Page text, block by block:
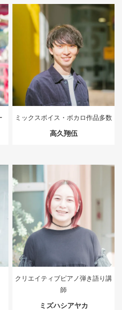
ミックスボイス・ボカロ作品多数
高久翔伍
クリエイティブピアノ弾き語り講
師
ミズハシアヤカ